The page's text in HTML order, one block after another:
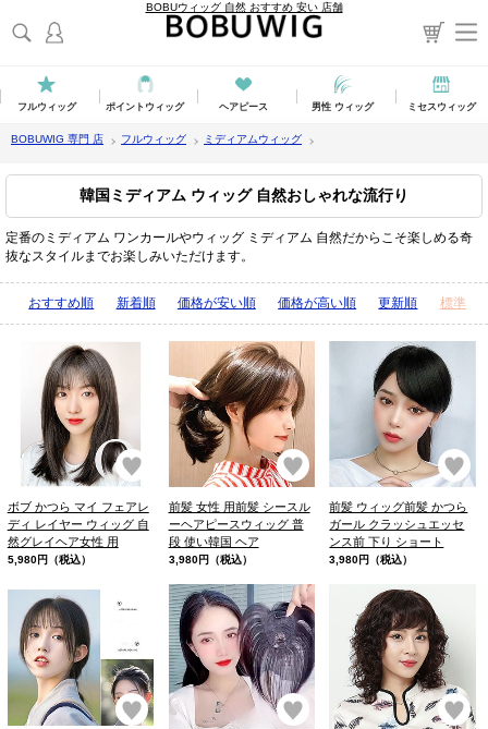
BOBUウィッグ 自然 おすすめ 安い 店舗
フルウィッグ ポイントウィッグ ヘアピース 男性 ウィッグ ミセスウィッグ
BOBUWIG 専門 店 フルウィッグ ミディアムウィッグ
韓国ミディアム ウィッグ 自然おしゃれな流行り
定番のミディアム ワンカールやウィッグ ミディアム 自然だからこそ楽しめる奇
抜なスタイルまでお楽しみいただけます。
表示順：おすすめ順 新着順 価格が安い順 価格が高い順 更新順 標準
お気に入り
ボブ かつら マイ フェアレ
ディ レイヤー ウィッグ 自
然グレイヘア女性 用
5,980円（税込）
お気に入り
前髪 女性 用前髪 シースル
ーヘアピースウィッグ 普
段 使い韓国 ヘア
3,980円（税込）
お
前髪 ウィッグ前髪 かつら
ガール クラッシュエッセ
ンス前 下り ショート
3,980円（税込）
お気に入り お気に入り お